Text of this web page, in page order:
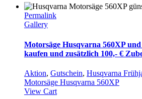
Permalink
Gallery
Motorsäge Husqvarna 560XP
kaufen und zusätzlich 100,- €
Aktion, Gutschein, Husqvarna
Motorsäge Husqvarna 560XP
View Cart